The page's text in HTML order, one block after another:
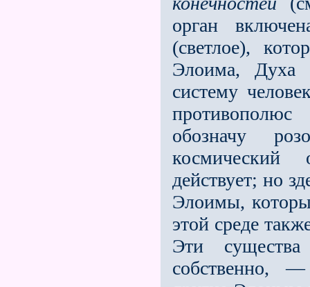
орган
(светлое),
Элоима,
систему
обозначу
действует; но
Элоимы,
этой среде
Эти
собственно,